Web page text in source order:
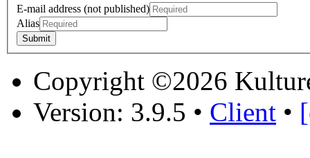
E-mail address (not published)
Alias
Copyright ©2026
Version: 3.9.5 • Client •